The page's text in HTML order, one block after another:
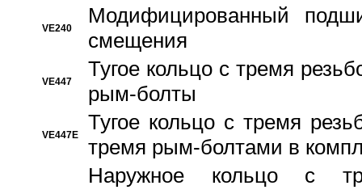
VE240
Модифицированный
смещения
VE447
Тугое кольцо с тремя
рым-болты
VE447E
Тугое кольцо с тремя
тремя рым-болтами в
Наружное кольцо с